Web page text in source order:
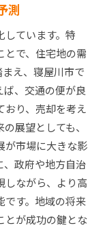
戦略
値を創出
なプレゼン方法
撮影テクニッ
ーリーテリン
ル方法
ラインプレゼ
測
しています。特
とで、住宅地の需
え、寝屋川市で
ば、交通の便が良
おり、売却を考え
展望としても、
が市場に大きな影
、政府や地方自治
しながら、より高
です。地域の将来
とが成功の鍵とな